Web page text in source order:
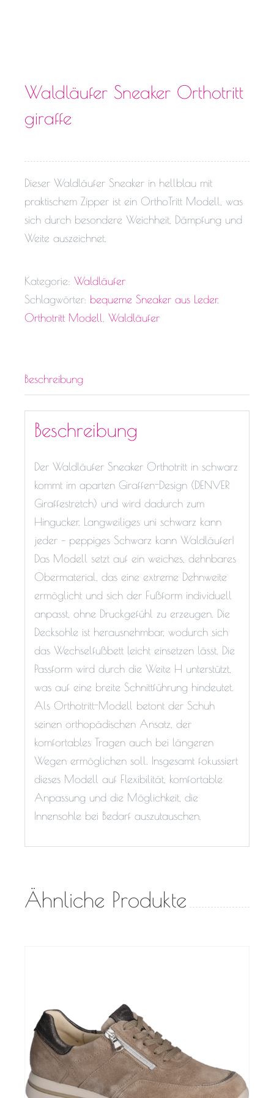
Waldläufer Sneaker Orthotritt
giraffe
Dieser Waldläufer Sneaker in hellblau mit
praktischem Zipper ist ein OrthoTritt Modell, was
sich durch besondere Weichheit, Dämpfung und
Weite auszeichnet.
Kategorie: Waldläufer
Schlagwörter: bequeme Sneaker aus Leder,
Orthotritt Modell Waldläufer
Beschreibung
Beschreibung
Der Waldläufer Sneaker Orthotritt in schwarz
kommt im aparten Giraffen-Design (DENVER
Giraffestretch) und wird dadurch zum
Hingucker. Langweiliges uni schwarz kann
jeder – peppiges Schwarz kann Waldläufer!
Das Modell setzt auf ein weiches, dehnbares
Obermaterial, das eine extreme Dehnweite
ermöglicht und sich der Fußform individuell
anpasst, ohne Druckgefühl zu erzeugen. Die
Decksohle ist herausnehmbar, wodurch sich
das Wechselfußbett leicht einsetzen lässt. Die
Passform wird durch die Weite H unterstützt,
was auf eine breite Schnittführung hindeutet.
Als Orthotritt-Modell betont der Schuh
seinen orthopädischen Ansatz, der
komfortables Tragen auch bei längeren
Wegen ermöglichen soll. Insgesamt fokussiert
dieses Modell auf Flexibilität, komfortable
Anpassung und die Möglichkeit, die
Innensohle bei Bedarf auszutauschen.
Ähnliche Produkte